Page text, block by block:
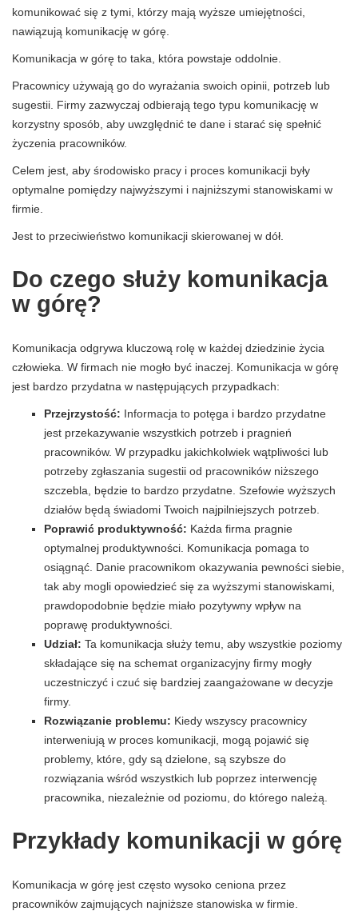
komunikować się z tymi, którzy mają wyższe umiejętności,
nawiązują komunikację w górę.
Komunikacja w górę to taka, która powstaje oddolnie.
Pracownicy używają go do wyrażania swoich opinii, potrzeb lub
sugestii. Firmy zazwyczaj odbierają tego typu komunikację w
korzystny sposób, aby uwzględnić te dane i starać się spełnić
życzenia pracowników.
Celem jest, aby środowisko pracy i proces komunikacji były
optymalne pomiędzy najwyższymi i najniższymi stanowiskami w
firmie.
Jest to przeciwieństwo komunikacji skierowanej w dół.
Do czego służy komunikacja
w górę?
Komunikacja odgrywa kluczową rolę w każdej dziedzinie życia
człowieka. W firmach nie mogło być inaczej. Komunikacja w górę
jest bardzo przydatna w następujących przypadkach:
Przejrzystość: Informacja to potęga i bardzo przydatne
jest przekazywanie wszystkich potrzeb i pragnień
pracowników. W przypadku jakichkolwiek wątpliwości lub
potrzeby zgłaszania sugestii od pracowników niższego
szczebla, będzie to bardzo przydatne. Szefowie wyższych
działów będą świadomi Twoich najpilniejszych potrzeb.
Poprawić produktywność: Każda firma pragnie
optymalnej produktywności. Komunikacja pomaga to
osiągnąć. Danie pracownikom okazywania pewności siebie,
tak aby mogli opowiedzieć się za wyższymi stanowiskami,
prawdopodobnie będzie miało pozytywny wpływ na
poprawę produktywności.
Udział: Ta komunikacja służy temu, aby wszystkie poziomy
składające się na schemat organizacyjny firmy mogły
uczestniczyć i czuć się bardziej zaangażowane w decyzje
firmy.
Rozwiązanie problemu: Kiedy wszyscy pracownicy
interweniują w proces komunikacji, mogą pojawić się
problemy, które, gdy są dzielone, są szybsze do
rozwiązania wśród wszystkich lub poprzez interwencję
pracownika, niezależnie od poziomu, do którego należą.
Przykłady komunikacji w górę
Komunikacja w górę jest często wysoko ceniona przez
pracowników zajmujących najniższe stanowiska w firmie.